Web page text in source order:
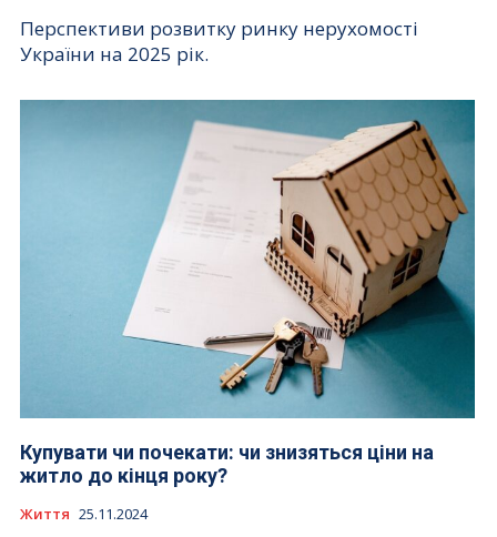
Перспективи розвитку ринку нерухомості
України на 2025 рік.
Купувати чи почекати: чи знизяться ціни на
житло до кінця року?
Життя 25.11.2024